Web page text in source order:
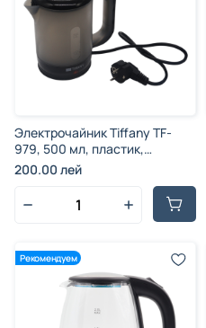
Электрочайник Tiffany TF-
979, 500 мл, пластик,
многоцветный, 900 Вт
200.00 лей
Рекомендуем